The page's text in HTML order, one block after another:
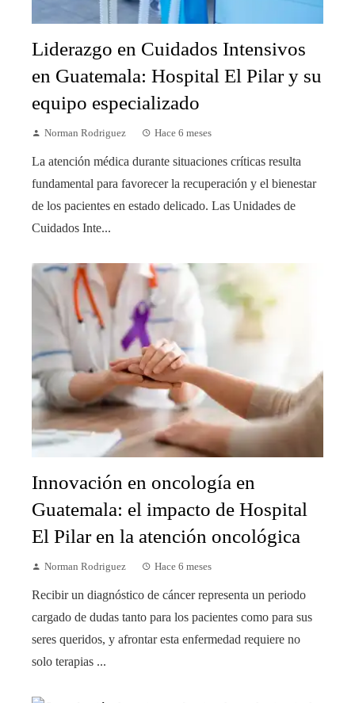
Liderazgo en Cuidados Intensivos
en Guatemala: Hospital El Pilar y su
equipo especializado
Norman Rodriguez Hace 6 meses
La atención médica durante situaciones críticas resulta
fundamental para favorecer la recuperación y el bienestar
de los pacientes en estado delicado. Las Unidades de
Cuidados Inte...
Innovación en oncología en
Guatemala: el impacto de Hospital
El Pilar en la atención oncológica
Norman Rodriguez Hace 6 meses
Recibir un diagnóstico de cáncer representa un periodo
cargado de dudas tanto para los pacientes como para sus
seres queridos, y afrontar esta enfermedad requiere no
solo terapias ...